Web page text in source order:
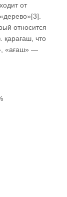
от
относится
қарағаш, что
«ағаш» —